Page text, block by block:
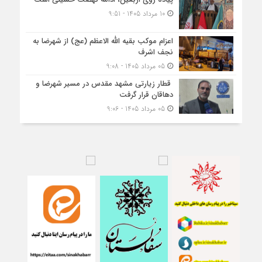
10 مرداد 1405 - 9:51
اعزام موکب بقیه الله الاعظم (عج) از شهرضا به
نجف اشرف
05 مرداد 1405 - 9:08
قطار زیارتی مشهد مقدس در مسیر شهرضا و
دهاقان قرار گرفت
05 مرداد 1405 - 9:06